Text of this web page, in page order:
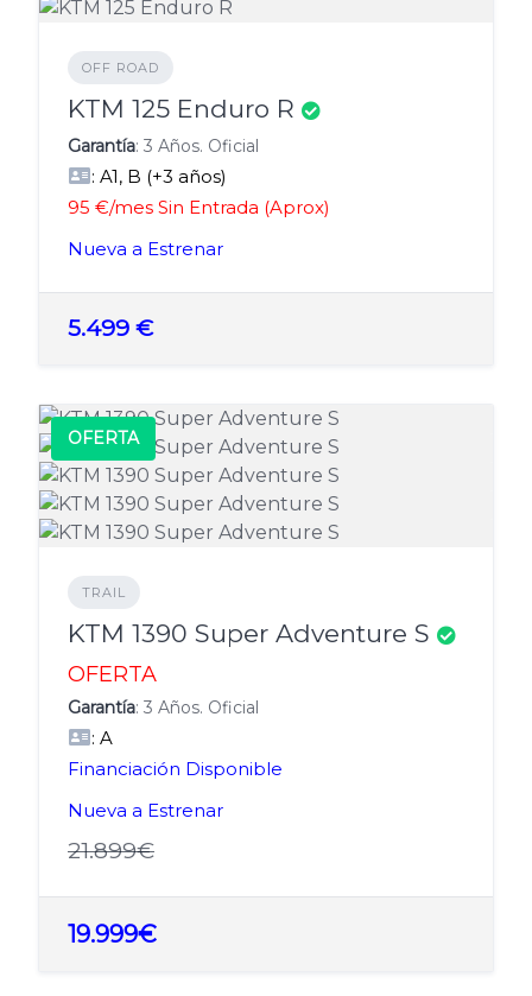
OFF ROAD
KTM 125 Enduro R
Garantía: 3 Años. Oficial
: A1, B (+3 años)
95 €/mes Sin Entrada (Aprox)
Nueva a Estrenar
5.499 €
OFERTA
TRAIL
KTM 1390 Super Adventure S
OFERTA
Garantía: 3 Años. Oficial
: A
Financiación Disponible
Nueva a Estrenar
21.899€
19.999€